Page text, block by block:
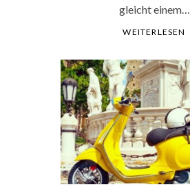
gleicht einem…
WEITERLESEN